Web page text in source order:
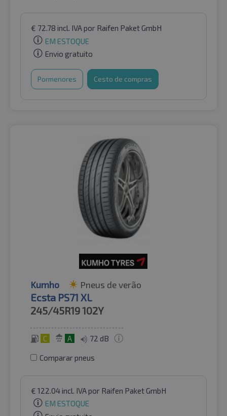
€ 72.78 incl. IVApor Raifen Paket GmbH
EM ESTOQUE
Envio gratuito
Pormenores Cesto de compras
Kumho Pneus de verão
Ecsta PS71 XL
245/45R19102Y
C A 72 dB
Comparar pneus
€ 122.04incl. IVA por Raifen Paket GmbH
EM ESTOQUE